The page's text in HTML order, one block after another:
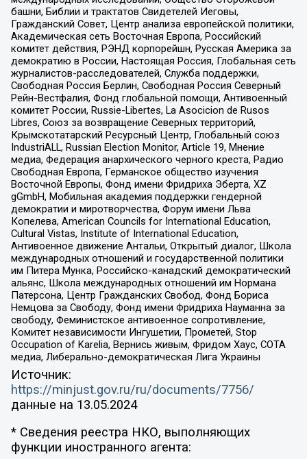
башни, Библии и трактатов Свидетелей Иеговы,
Гражданский Совет, Центр анализа европейской политики,
Академическая сеть Восточная Европа, Российский
комитет действия, РЭНД корпорейшн, Русская Америка за
демократию в России, Настоящая Россия, Глобальная сеть
журналистов-расследователей, Служба поддержки,
Свободная Россия Берлин, Свободная Россия Северный
Рейн-Вестфалия, Фонд глобальной помощи, Антивоенный
комитет России, Russie-Libertes, La Asocicion de Rusos
Libres, Союз за возвращение Северных территорий,
Крымскотатарский Ресурсный Центр, Глобальный союз
IndustriALL, Russian Election Monitor, Article 19, Мнение
медиа, Федерация анархического черного креста, Радио
Свободная Европа, Германское общество изучения
Восточной Европы, Фонд имени Фридриха Эберта, XZ
gGmbH, Мобильная академия поддержки гендерной
демократии и миротворчества, Форум имени Льва
Копелева, American Councils for International Education,
Cultural Vistas, Institute of International Education,
Антивоенное движение Антальи, Открытый диалог, Школа
международных отношений и государственной политики
им Питера Мунка, Российско-канадский демократический
альянс, Школа международных отношений им Нормана
Патерсона, Центр Гражданских Свобод, Фонд Бориса
Немцова за Свободу, Фонд имени Фридриха Науманна за
свободу, Феминистское антивоенное сопротивление,
Комитет независимости Ингушетии, Прометей, Stop
Occupation of Karelia, Вернись живым, Фридом Хаус, СОТА
медиа, Либерально-демократическая Лига Украины
Источник:
https://minjust.gov.ru/ru/documents/7756/
данные на 13.05.2024
* Сведения реестра НКО, выполняющих
функции иностранного агента: